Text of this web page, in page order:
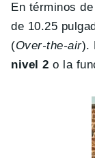
En términos
de 10.25
(Over-the-air).
nivel 2 o la